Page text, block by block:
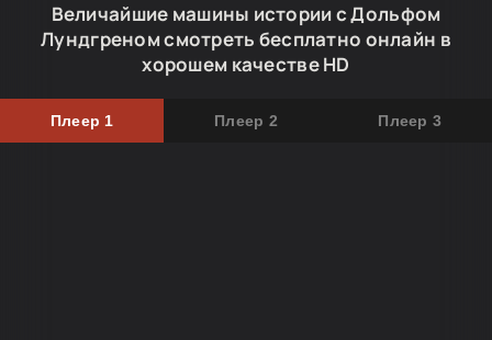
Величайшие машины истории с Дольфом
Лундгреном смотреть бесплатно онлайн в
хорошем качестве HD
Плеер 1 Плеер 2 Плеер 3